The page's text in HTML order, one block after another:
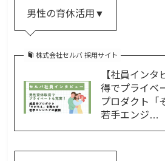
男性の育休活用▼
株式会社セルバ 採用サイト
【社員インタ
得でプライベ
プロダクト「
若手エンジ…